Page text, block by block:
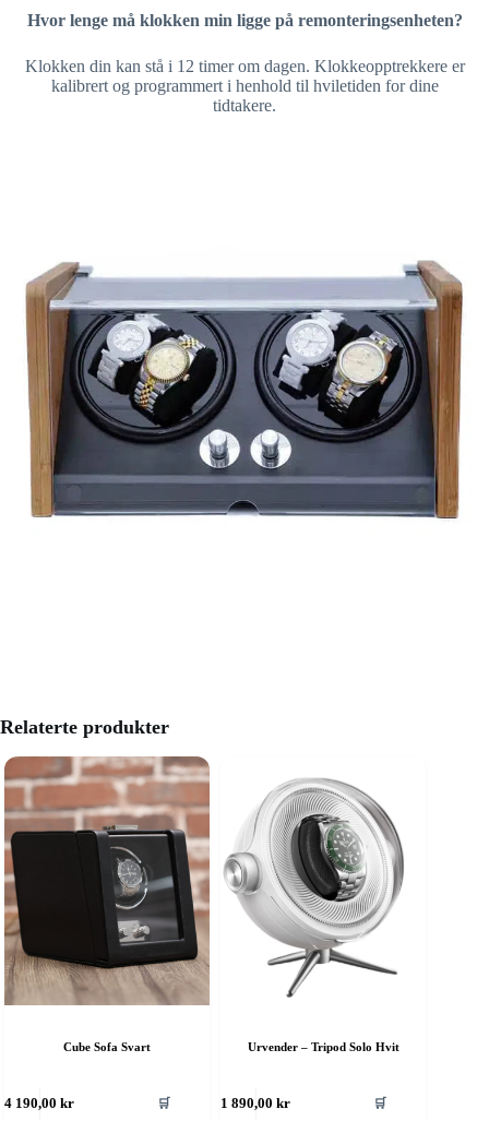
Hvor lenge må klokken min ligge på remonteringsenheten?
Klokken din kan stå i 12 timer om dagen. Klokkeopptrekkere er
kalibrert og programmert i henhold til hviletiden for dine
tidtakere.
Relaterte produkter
Cube Sofa Svart
4 190,00kr 🛒
Urvender – Tripod Solo Hvit
1 890,00kr 🛒